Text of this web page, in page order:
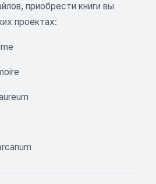
приобрести книги вы
проектах: